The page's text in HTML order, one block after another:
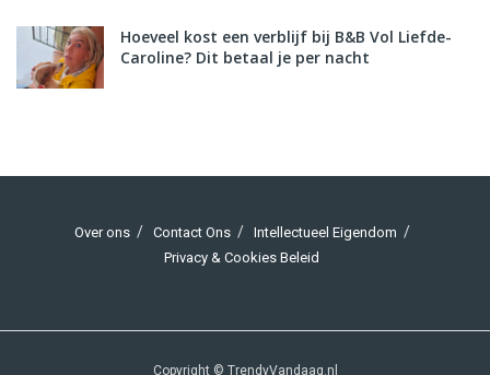
Hoeveel kost een verblijf bij B&B Vol Liefde-
Caroline? Dit betaal je per nacht
Over ons Contact Ons
Intellectueel Eigendom
Privacy & Cookies Beleid
Copyright © TrendyVandaag.nl